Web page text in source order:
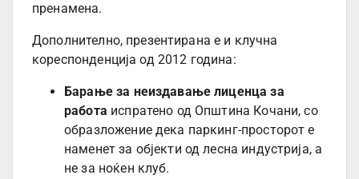
пренамена.
Дополнително, презентирана е и клучна
кореспонденција од 2012 година:
Барање за неиздавање лиценца за
работа испратено од Општина Кочани, со
образложение дека паркинг-просторот е
наменет за објекти од лесна индустрија, а
не за ноќен клуб.